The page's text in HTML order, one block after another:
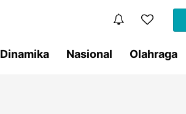
Dinamika Nasional Olahraga